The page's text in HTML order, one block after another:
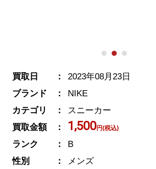
買取日
2023年08月23日
ブランド
NIKE
カテゴリ
スニーカー
買取金額
1,500円(税込)
ランク
B
性別
メンズ